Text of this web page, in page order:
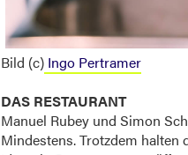
Bild (c) Ingo Pertramer
DAS RESTAURANT
Manuel Rubey und Simon
Mindestens. Trotzdem halten